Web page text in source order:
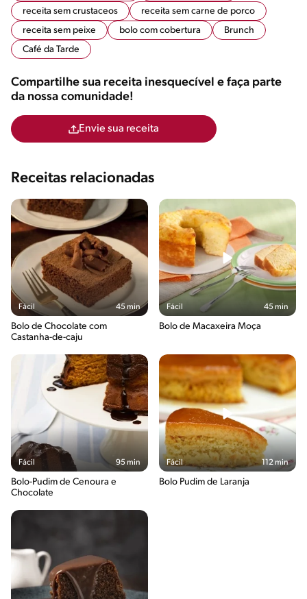
receita sem crustaceos
receita sem carne de porco
receita sem peixe
bolo com cobertura
Brunch
Café da Tarde
Compartilhe sua receita inesquecível e faça parte
da nossa comunidade!
Envie sua receita
Receitas relacionadas
Fácil 45 min
Bolo de Chocolate com
Castanha-de-caju
Fácil 45 min
Bolo de Macaxeira Moça
Fácil 95 min
Bolo-Pudim de Cenoura e
Chocolate
Fácil 112 min
Bolo Pudim de Laranja